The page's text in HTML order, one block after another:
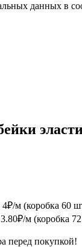
данных в
4₽/м (коробка 60
м (коробка
перед покупкой!